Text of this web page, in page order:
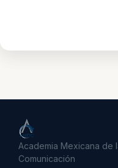
Academia Mexicana de
Comunicación